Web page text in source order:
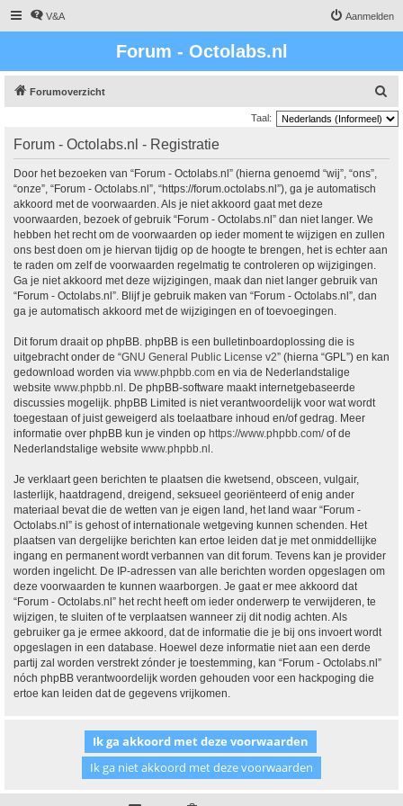
V&A Aanmelden
Forum - Octolabs.nl
Forumoverzicht
o
Taal:
Forum - Octolabs.nl - Registratie
Door het bezoeken van “Forum - Octolabs.nl” (hierna genoemd “wij”, “ons”,
“onze”, “Forum - Octolabs.nl”, “https://forum.octolabs.nl”), ga je automatisch
akkoord met de voorwaarden. Als je niet akkoord gaat met deze
voorwaarden, bezoek of gebruik “Forum - Octolabs.nl” dan niet langer. We
hebben het recht om de voorwaarden op ieder moment te wijzigen en zullen
ons best doen om je hiervan tijdig op de hoogte te brengen, het is echter aan
te raden om zelf de voorwaarden regelmatig te controleren op wijzigingen.
Ga je niet akkoord met deze wijzigingen, maak dan niet langer gebruik van
“Forum - Octolabs.nl”. Blijf je gebruik maken van “Forum - Octolabs.nl”, dan
ga je automatisch akkoord met de wijzigingen en of toevoegingen.
Dit forum draait op phpBB. phpBB is een bulletinboardoplossing die is
uitgebracht onder de “GNU General Public License v2” (hierna “GPL”) en kan
gedownload worden via www.phpbb.com en via de Nederlandstalige
website www.phpbb.nl . De phpBB-software maakt internetgebaseerde
discussies mogelijk. phpBB Limited is niet verantwoordelijk voor wat wordt
toegestaan of juist geweigerd als toelaatbare inhoud en/of gedrag. Meer
informatie over phpBB kun je vinden op https://www.phpbb.com/of de
Nederlandstalige website www.phpbb.nl .
Je verklaart geen berichten te plaatsen die kwetsend, obsceen, vulgair,
lasterlijk, haatdragend, dreigend, seksueel georiënteerd of enig ander
materiaal bevat die de wetten van je eigen land, het land waar “Forum -
Octolabs.nl” is gehost of internationale wetgeving kunnen schenden. Het
plaatsen van dergelijke berichten kan ertoe leiden dat je met onmiddellijke
ingang en permanent wordt verbannen van dit forum. Tevens kan je provider
worden ingelicht. De IP-adressen van alle berichten worden opgeslagen om
deze voorwaarden te kunnen waarborgen. Je gaat er mee akkoord dat
“Forum - Octolabs.nl” het recht heeft om ieder onderwerp te verwijderen, te
wijzigen, te sluiten of te verplaatsen wanneer zij dit nodig achten. Als
gebruiker ga je ermee akkoord, dat de informatie die je bij ons invoert wordt
opgeslagen in een database. Hoewel deze informatie niet aan een derde
partij zal worden verstrekt zónder je toestemming, kan “Forum - Octolabs.nl”
nóch phpBB verantwoordelijk worden gehouden voor een hackpoging die
ertoe kan leiden dat de gegevens vrijkomen.